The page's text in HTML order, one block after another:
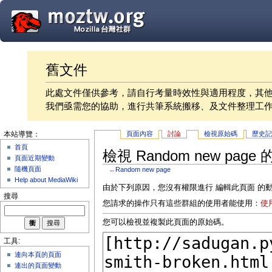
舊文件
此處文件僅供參考，請自行考量時效性與適用程度，其
我們亟需您的協助，進行共筆系統搬移、及文件整理工
頁面內容 討論 檢視原始碼 歷史
檢視 Random new page
← Random new page
由於下列原因，您沒有權限進行 編輯此頁面 的
您請求的操作只有這些群組的使用者能使用： 使
您可以檢視並複製此頁面的原始碼。
本站導覽：
首頁
頁面近期變動
隨機頁面
Help about MediaWiki
搜尋
工具:
連向本頁的頁面
連出的頁面變動